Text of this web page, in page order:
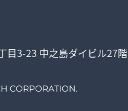
目3-23 中之島ダイビル27階
CORPORATION.